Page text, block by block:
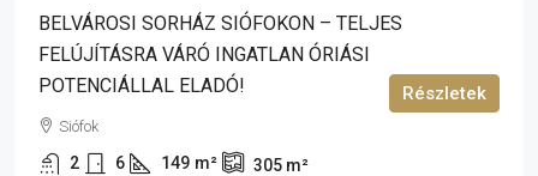
BELVÁROSI SORHÁZ SIÓFOKON – TELJES
FELÚJÍTÁSRA VÁRÓ INGATLAN ÓRIÁSI
POTENCIÁLLAL ELADÓ!
Siófok
2 6 149 m² 305 m²
Részletek